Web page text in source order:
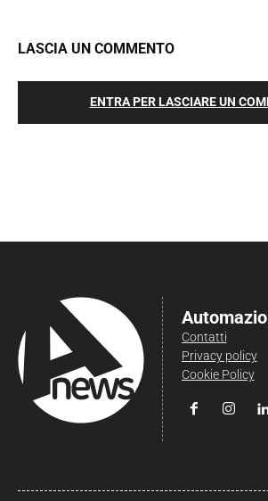
LASCIA UN COMMENTO
ENTRA PER LASCIARE UN
Contatti
Privacy policy
Cookie Policy